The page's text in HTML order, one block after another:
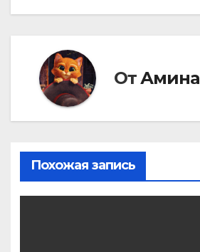
по
записям
ОтАмина
Похожая запись